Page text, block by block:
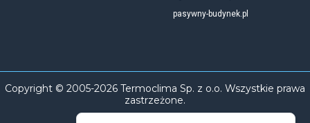
pasywny-budynek.pl
Copyright © 2005-2026 Termoclima Sp. z o.o. Wszystkie prawa
zastrzeżone.